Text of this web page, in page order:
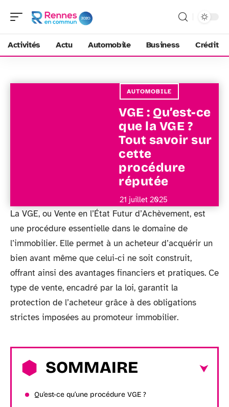
Activités Actu Automobile Business Crédit
AUTOMOBILE
VGE : Qu’est-ce
que la VGE ?
Tout savoir sur
cette
procédure
réputée
21 juillet 2025
La VGE, ou Vente en l’État Futur d’Achèvement, est
une procédure essentielle dans le domaine de
l’immobilier. Elle permet à un acheteur d’acquérir un
bien avant même que celui-ci ne soit construit,
offrant ainsi des avantages financiers et pratiques. Ce
type de vente, encadré par la loi, garantit la
protection de l’acheteur grâce à des obligations
strictes imposées au promoteur immobilier.
SOMMAIRE
Qu’est-ce qu’une procédure VGE ?